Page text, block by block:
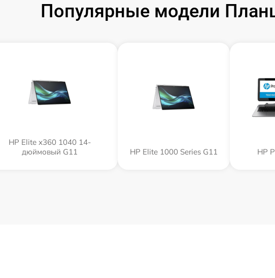
Популярные модели
HP Elite x360 1040 14-
дюймовый G11
HP Elite 1000 Series G11 HP